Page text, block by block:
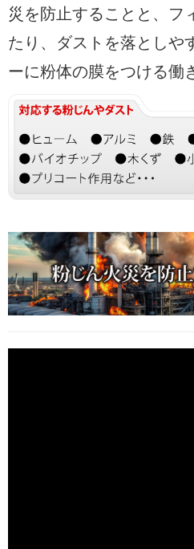
災を防止することと、フ
たり、ダストを落としや
ーに粉体の膜をつける働